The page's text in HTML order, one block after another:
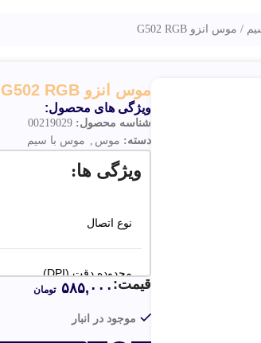
موس انزو G502 RGB
موس انزو G502 RGB
ویژگی های محصول:
شناسه محصول: 00219029
دسته: موس , موس با سیم
ویژگی ها:
نوع اتصال
محدوده دقت (DPI)
حداکثر سرعت
موجود در انبار
قیمت: ۵۸۵,۰۰۰ تومان